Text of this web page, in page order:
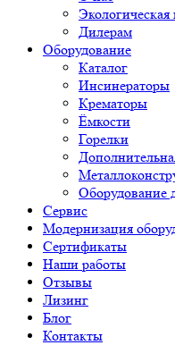
Дилерам
Оборудование
Каталог
Инсинераторы
Крематоры
Ёмкости
Горелки
Оборудование
Сервис
Модернизация
Сертификаты
Наши работы
Отзывы
Лизинг
Блог
Контакты